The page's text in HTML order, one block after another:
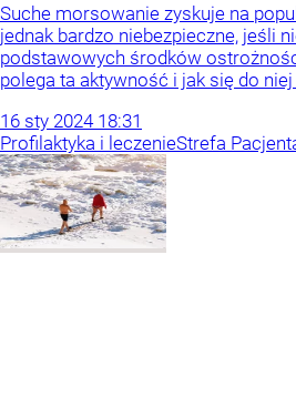
Suche morsowanie zyskuje na
jednak bardzo niebezpieczne, jeśli
podstawowych środków
polega ta aktywność i jak się do
16 sty 2024 18:31
Profilaktyka i leczenieStrefa